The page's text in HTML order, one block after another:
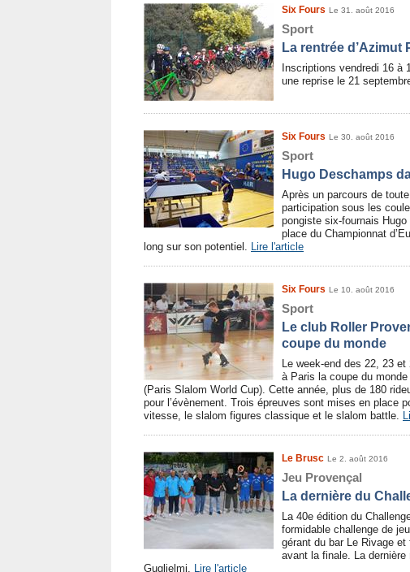
Six Fours Le 31. août 2016
Sport
La rentrée d’Azimut
Inscriptions vendredi 16 à
une reprise le 21
Six Fours Le 30. août 2016
Sport
Hugo Deschamps
Après un parcours de
participation sous les
pongiste six-fournais
place du Championnat
long sur son potentiel. Lire l'article
Six Fours Le 10. août 2016
Sport
Le club Roller
coupe du monde
Le week-end des 22, 23
à Paris la coupe du
(Paris Slalom World Cup). Cette année, plus de 180
pour l’évènement. Trois épreuves sont mises en place
vitesse, le slalom figures classique et le slalom battle.
Le Brusc Le 2. août 2016
Jeu Provençal
La dernière du
La 40e édition du
formidable challenge de
gérant du bar Le Rivage
avant la finale. La dernière
Guglielmi. Lire l'article